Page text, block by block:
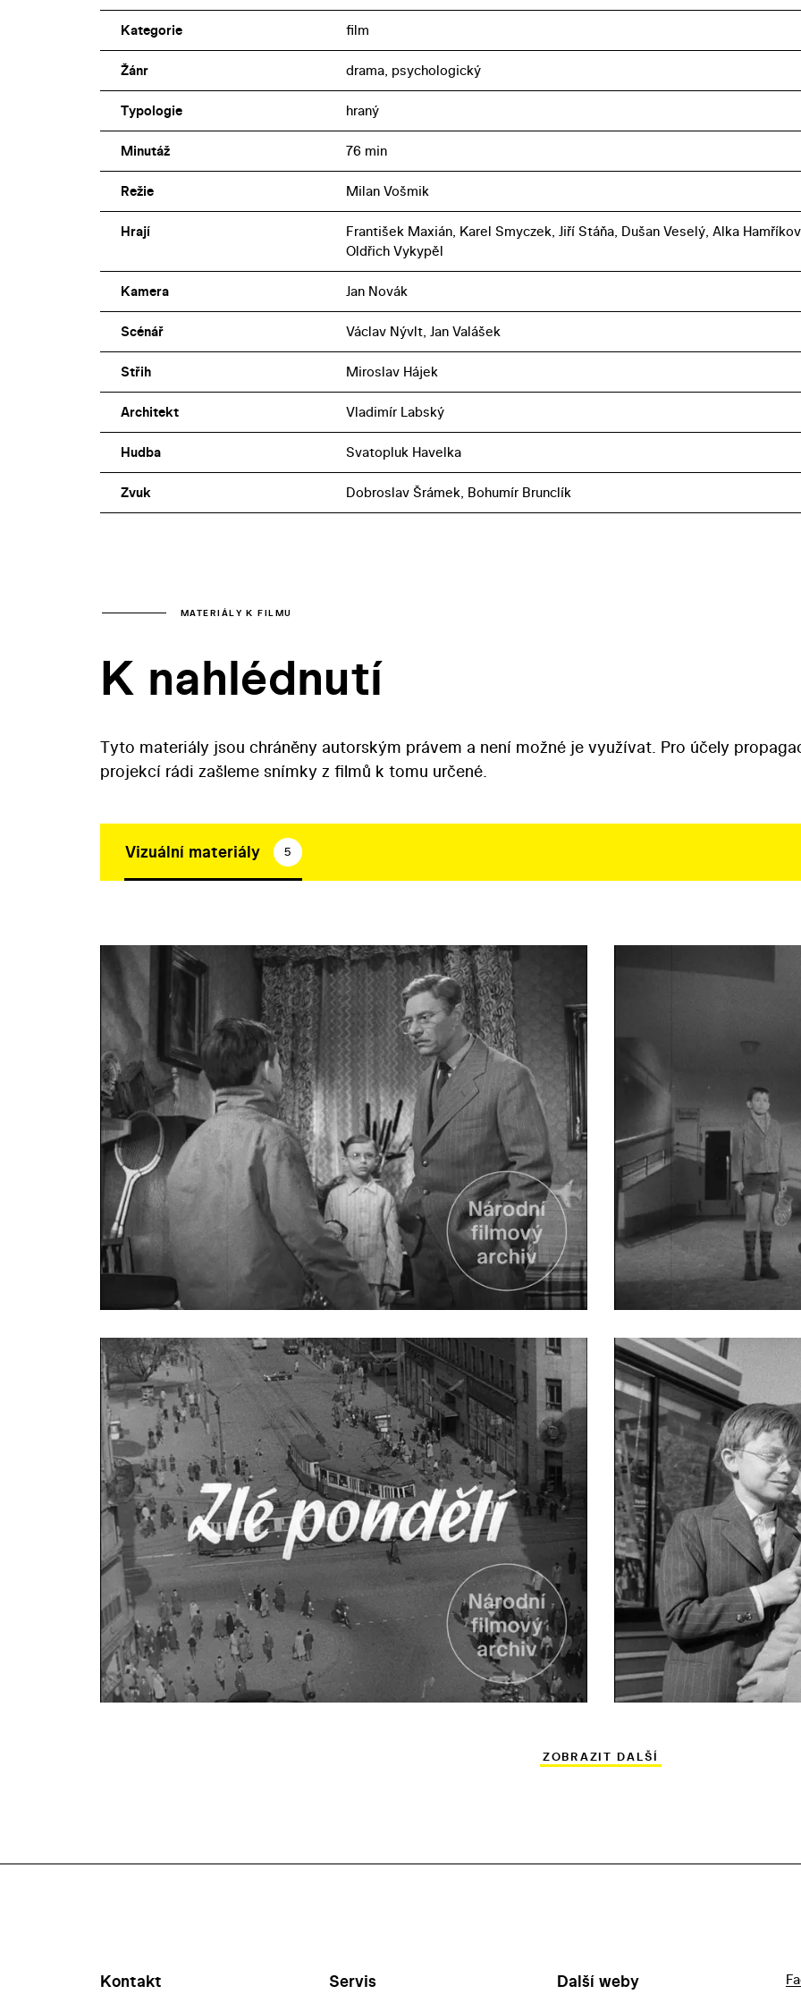
Kategorie film
Žánr drama, psychologický
Typologie hraný
Minutáž 76 min
Režie Milan Vošmik
Hrají
František Maxián, Karel Smyczek, Jiří Stáňa, Dušan Veselý, Alka
Oldřich Vykypěl
Kamera Jan Novák
Scénář Václav Nývlt, Jan Valášek
Střih Miroslav Hájek
Architekt Vladimír Labský
Hudba Svatopluk Havelka
Zvuk Dobroslav Šrámek, Bohumír Brunclík
MATERIÁLY K FILMU
K nahlédnutí
Tyto materiály jsou chráněny autorským právem a není možné je využívat. Pro účely
projekcí rádi zašleme snímky z filmů k tomu určené.
Vizuální materiály 5
ZOBRAZIT DALŠÍ
Kontakt Servis Další weby